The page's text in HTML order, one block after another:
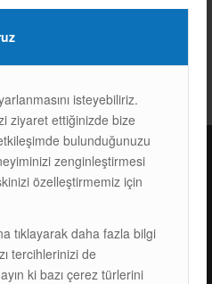
isteyebiliriz.
ziyaret ettiğinizde bize
bulunduğunuzu
zenginleştirmesi
özelleştirmemiz için
tıklayarak daha fazla bilgi
tercihlerinizi de
ki bazı çerez türlerini
Cad. No:18